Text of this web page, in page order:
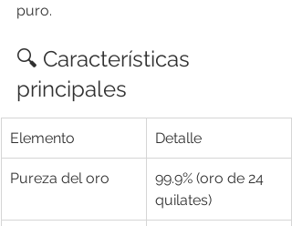
puro.
🔍 Características
principales
Elemento Detalle
Pureza del oro
99.9% (oro de 24
quilates)